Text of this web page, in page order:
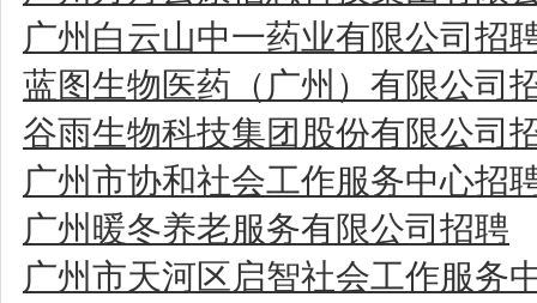
广州白云山中一药业有限公司招
蓝图生物医药（广州）有限公司
谷雨生物科技集团股份有限公司
广州市协和社会工作服务中心招
广州暖冬养老服务有限公司招聘
广州市天河区启智社会工作服务